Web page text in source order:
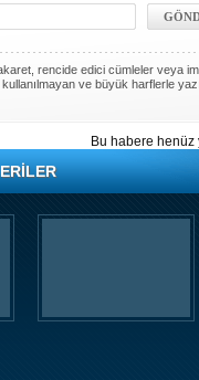
rencide edici cümleler veya
ve büyük harflerle
Bu habere